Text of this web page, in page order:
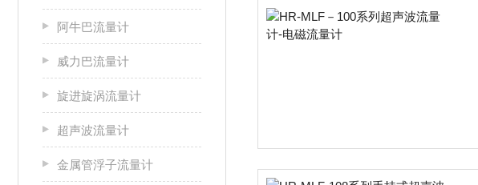
阿牛巴流量计
威力巴流量计
旋进旋涡流量计
超声波流量计
金属管浮子流量计